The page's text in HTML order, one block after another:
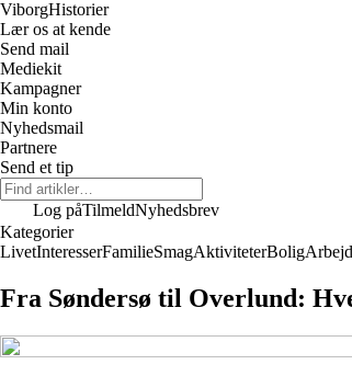
ViborgHistorier
Lær os at kende
Send mail
Mediekit
Kampagner
Min konto
Nyhedsmail
Partnere
Send et tip
Log påTilmeldNyhedsbrev
Kategorier
LivetInteresserFamilieSmagAktiviteterBolig
Fra Søndersø til Overlund: